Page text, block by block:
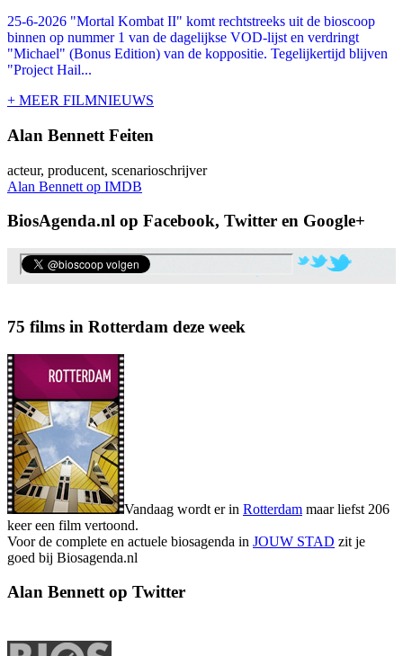
25-6-2026 "Mortal Kombat II" komt rechtstreeks uit de bioscoop
binnen op nummer 1 van de dagelijkse VOD-lijst en verdringt
"Michael" (Bonus Edition) van de koppositie. Tegelijkertijd blijven
"Project Hail...
+ MEER FILMNIEUWS
Alan Bennett Feiten
acteur, producent, scenarioschrijver
Alan Bennett op IMDB
BiosAgenda.nl op Facebook, Twitter en Google+
75 films in Rotterdam deze week
Vandaag wordt er in Rotterdam maar liefst 206
keer een film vertoond.
Voor de complete en actuele biosagenda in JOUW STAD zit je
goed bij Biosagenda.nl
Alan Bennett op Twitter